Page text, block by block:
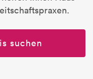
suchen